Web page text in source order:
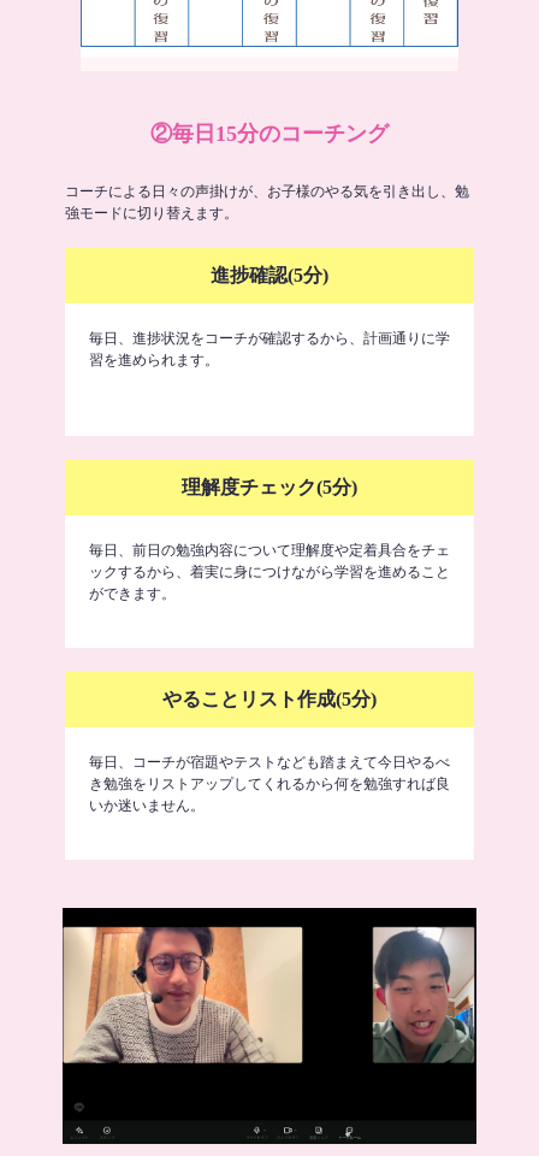
②毎日15分のコーチング
コーチによる日々の声掛けが、お子様のやる気を引き出し、勉
強モードに切り替えます。
進捗確認(5分)
毎日、進捗状況をコーチが確認するから、計画通りに学
習を進められます。
理解度チェック(5分)
毎日、前日の勉強内容について理解度や定着具合をチェ
ックするから、着実に身につけながら学習を進めること
ができます。
やることリスト作成(5分)
毎日、コーチが宿題やテストなども踏まえて今日やるべ
き勉強をリストアップしてくれるから何を勉強すれば良
いか迷いません。